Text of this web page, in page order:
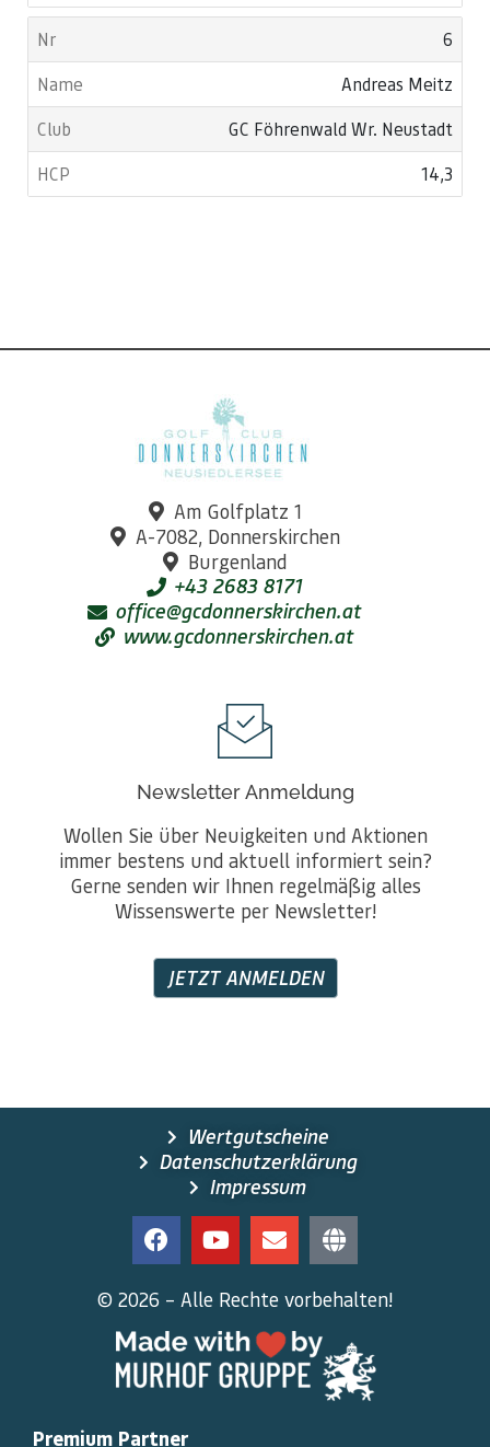
6
Andreas Meitz
GC Föhrenwald Wr. Neustadt
14,3
Am Golfplatz 1
A-7082, Donnerskirchen
Burgenland
+43 2683 8171
office@gcdonnerskirchen.at
www.gcdonnerskirchen.at
Newsletter Anmeldung
Wollen Sie über Neuigkeiten und Aktionen
immer bestens und aktuell informiert sein?
Gerne senden wir Ihnen regelmäßig alles
Wissenswerte per Newsletter!
JETZT ANMELDEN
Wertgutscheine
Datenschutzerklärung
Impressum
© 2026 – Alle Rechte vorbehalten!
Premium Partner